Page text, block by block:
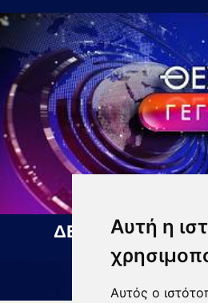
Αυτή η
Αυτός ο
ΔΕΛΤΙΟ ΕΙΔΗΣΕΩΝ